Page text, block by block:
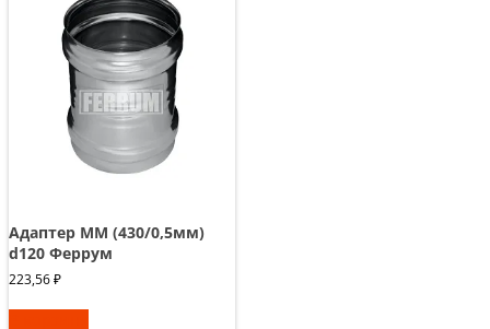
Адаптер ММ (430/0,5мм)
d120 Феррум
223,56₽